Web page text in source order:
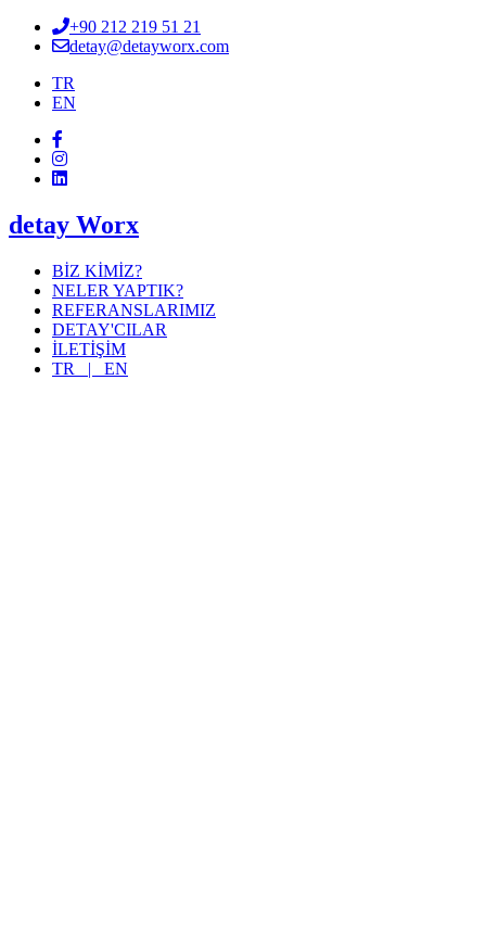
+90 212 219 51 21
detay@detayworx.com
TR
EN
detay Worx
BİZ KİMİZ?
NELER YAPTIK?
REFERANSLARIMIZ
DETAY'CILAR
İLETİŞİM
TR | EN